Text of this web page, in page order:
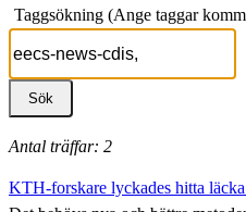
Taggsökning (Ange taggar
Antal träffar: 2
KTH-forskare lyckades hitta